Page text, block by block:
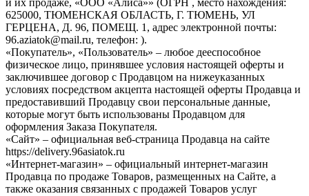
625000, ТЮМЕНСКАЯ ОБЛАСТЬ, Г. ТЮМЕНЬ, УЛ
ГЕРЦЕНА, Д. 96, ПОМЕЩ. 1, адрес электронной почты:
96.aziatok@mail.ru, телефон: ).
«Покупатель», «Пользователь» – любое дееспособное
физическое лицо, принявшее условия настоящей оферты и
заключившее договор с Продавцом на нижеуказанных
условиях посредством акцепта настоящей оферты Продавца и
предоставивший Продавцу свои персональные данные,
которые могут быть использованы Продавцом для
оформления Заказа Покупателя.
«Сайт» – официальная веб-страница Продавца на сайте
https://delivery.96asiatok.ru
«Интернет-магазин» – официальный интернет-магазин
Продавца по продаже Товаров, размещенных на Сайте, а
также оказания связанных с продажей Товаров услуг